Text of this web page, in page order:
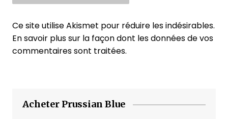
Ce site utilise Akismet pour réduire les indésirables.
En savoir plus sur la façon dont les données de vos
commentaires sont traitées.
Acheter Prussian Blue